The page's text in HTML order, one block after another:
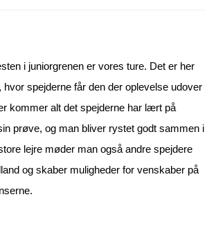
i juniorgrenen er vores ture. Det er her
spejderne får den der oplevelse udover
kommer alt det spejderne har lært på
prøve, og man bliver rystet godt sammen i
lejre møder man også andre spejdere
og skaber muligheder for venskaber på